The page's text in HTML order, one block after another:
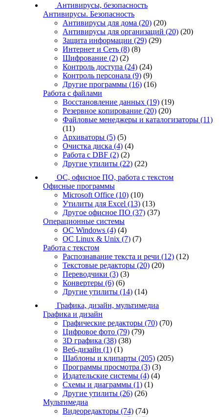
Антивирусы, безопасность
Антивирусы. Безопасность
Антивирусы для дома (20) (20)
Антивирусы для организаций (20) (20)
Защита информации (29) (29)
Интернет и Сеть (8) (8)
Шифрование (2) (2)
Контроль доступа (24) (24)
Контроль персонала (9) (9)
Другие программы (16) (16)
Работа с файлами
Восстановление данных (19) (19)
Резервное копирование (20) (20)
Файловые менеджеры и каталогизаторы (11)
(11)
Архиваторы (5) (5)
Очистка диска (4) (4)
Работа с DBF (2) (2)
Другие утилиты (22) (22)
ОС, офисное ПО, работа с текстом
Офисные программы
Microsoft Office (10) (10)
Утилиты для Excel (13) (13)
Другое офисное ПО (37) (37)
Операционные системы
ОС Windows (4) (4)
ОС Linux & Unix (7) (7)
Работа с текстом
Распознавание текста и речи (12) (12)
Текстовые редакторы (20) (20)
Переводчики (3) (3)
Конвертеры (6) (6)
Другие утилиты (14) (14)
Графика, дизайн, мультимедиа
Графика и дизайн
Графические редакторы (70) (70)
Цифровое фото (79) (79)
3D графика (38) (38)
Веб-дизайн (1) (1)
Шаблоны и клипарты (205) (205)
Программы просмотра (3) (3)
Издательские системы (4) (4)
Схемы и диаграммы (1) (1)
Другие утилиты (26) (26)
Мультимедиа
Видеоредакторы (74) (74)